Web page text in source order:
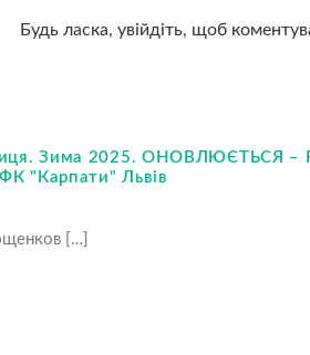
Будь ласка, увійдіть, щоб
Зима 2025. ОНОВЛЮЄТЬСЯ –
ФК "Карпати" Львів
[…]